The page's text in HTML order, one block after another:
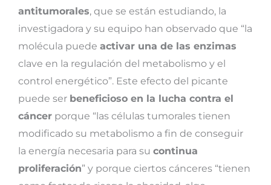
antitumorales, que se están estudiando, la
investigadora y su equipo han observado que “la
molécula puede activar una de las enzimas
clave en la regulación del metabolismo y el
control energético”. Este efecto del picante
puede ser beneficioso en la lucha contra el
cáncer porque “las células tumorales tienen
modificado su metabolismo a fin de conseguir
la energía necesaria para su continua
proliferación” y porque ciertos cánceres “tienen